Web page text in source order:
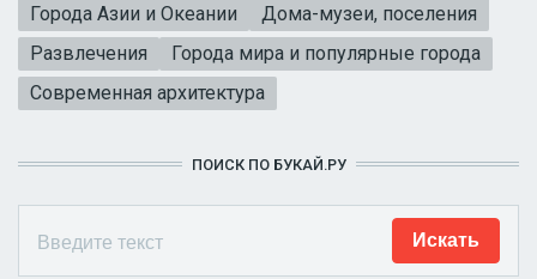
Города Азии и Океании
Дома-музеи, поселения
Развлечения
Города мира и популярные города
Современная архитектура
ПОИСК ПО БУКАЙ.РУ